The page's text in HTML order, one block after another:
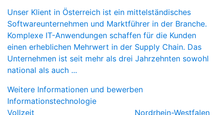
Unser Klient in Österreich ist ein mittelständisches
Softwareunternehmen und Marktführer in der Branche.
Komplexe IT-Anwendungen schaffen für die Kunden
einen erheblichen Mehrwert in der Supply Chain. Das
Unternehmen ist seit mehr als drei Jahrzehnten sowohl
national als auch ...
Weitere Informationen und bewerben
Informationstechnologie
Vollzeit
Nordrhein-Westfalen